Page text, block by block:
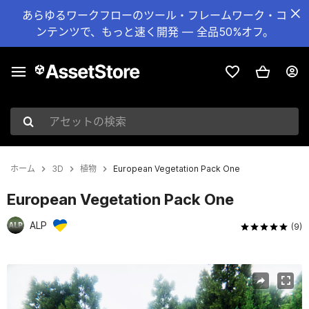
あらゆるワークフローのツール・フレームワーク・コ
ンテンツで、もっと速く開発 — 全品50%オフ。
アセットの検索
ホーム 3D 植物 European Vegetation Pack One
European Vegetation Pack One
ALP (9)
現在のスライド：1 / 28